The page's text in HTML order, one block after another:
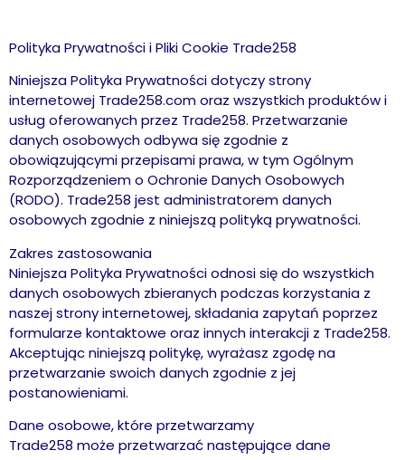
Polityka Prywatności i Pliki Cookie Trade258
Niniejsza Polityka Prywatności dotyczy strony
internetowej Trade258.com oraz wszystkich produktów i
usług oferowanych przez Trade258. Przetwarzanie
danych osobowych odbywa się zgodnie z
obowiązującymi przepisami prawa, w tym Ogólnym
Rozporządzeniem o Ochronie Danych Osobowych
(RODO). Trade258 jest administratorem danych
osobowych zgodnie z niniejszą polityką prywatności.
Zakres zastosowania
Niniejsza Polityka Prywatności odnosi się do wszystkich
danych osobowych zbieranych podczas korzystania z
naszej strony internetowej, składania zapytań poprzez
formularze kontaktowe oraz innych interakcji z Trade258.
Akceptując niniejszą politykę, wyrażasz zgodę na
przetwarzanie swoich danych zgodnie z jej
postanowieniami.
Dane osobowe, które przetwarzamy
Trade258 może przetwarzać następujące dane